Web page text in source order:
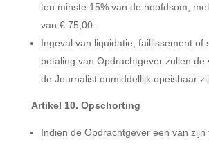
ten minste 15% van de hoofdsom,
van € 75,00.
Ingeval van liquidatie, faillissement of
betaling van Opdrachtgever zullen de
de Journalist onmiddellijk opeisbaar
Artikel 10. Opschorting
Indien de Opdrachtgever een van zijn